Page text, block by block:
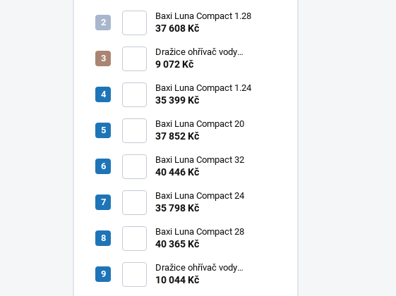
Baxi Luna Compact 1.28
37 608 Kč
Dražice ohřívač vody
elektrický svislý OKHE ONE/E
9 072 Kč
Baxi Luna Compact 1.24
35 399 Kč
Baxi Luna Compact 20
37 852 Kč
Baxi Luna Compact 32
40 446 Kč
Baxi Luna Compact 24
35 798 Kč
Baxi Luna Compact 28
40 365 Kč
Dražice ohřívač vody
elektrický svislý OKHE ONE/E
10 044 Kč